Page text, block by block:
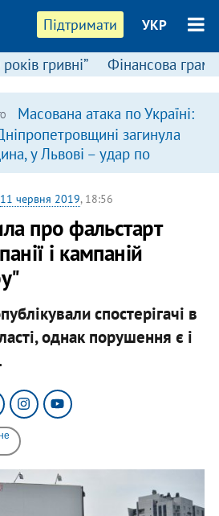
Підтримати УКР
гривні” Фінансова
Масована атака по Україні:
загинула
у Львові – удар по
11 червня 2019, 18:56
про фальстарт
і кампаній
спостерігачі в
однак порушення є і